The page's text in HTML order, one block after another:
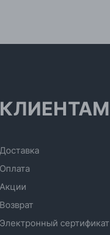
КЛИЕНТАМ
Доставка
Оплата
Акции
Возврат
Электронный сертификат